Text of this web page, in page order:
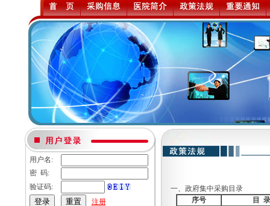
用户名:
密 码:
验证码:
注册
一、政府集中采购目录
序号
目 录